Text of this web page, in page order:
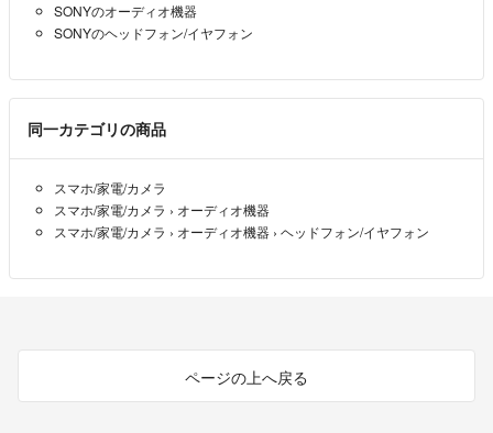
SONYのオーディオ機器
SONYのヘッドフォン/イヤフォン
同一カテゴリの商品
スマホ/家電/カメラ
スマホ/家電/カメラ › オーディオ機器
スマホ/家電/カメラ › オーディオ機器 › ヘッドフォン/イヤフォン
ページの上へ戻る